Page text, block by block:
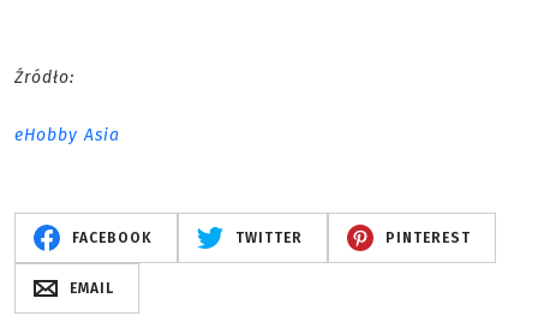
Źródło:
eHobby Asia
FACEBOOK TWITTER PINTEREST
EMAIL